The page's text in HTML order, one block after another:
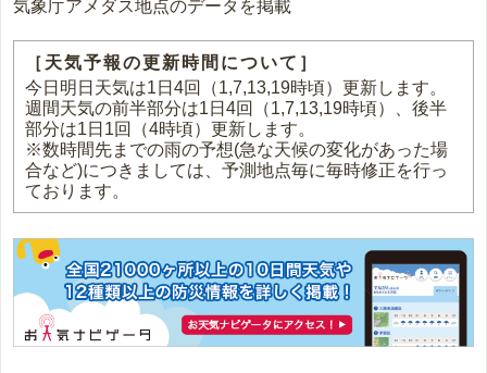
気象庁アメダス地点のデータを掲載
［天気予報の更新時間について］
今日明日天気は1日4回（1,7,13,19時頃）更新します。
週間天気の前半部分は1日4回（1,7,13,19時頃）、後半
部分は1日1回（4時頃）更新します。
※数時間先までの雨の予想(急な天候の変化があった場
合など)につきましては、予測地点毎に毎時修正を行っ
ております。